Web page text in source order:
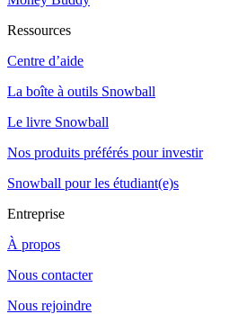
Ressources
Centre d’aide
La boîte à outils Snowball
Le livre Snowball
Nos produits préférés pour investir
Snowball pour les étudiant(e)s
Entreprise
À propos
Nous contacter
Nous rejoindre